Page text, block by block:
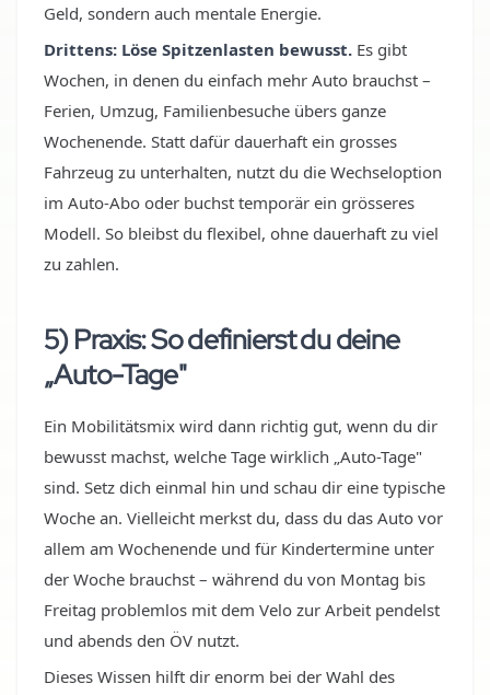
Geld, sondern auch mentale Energie.
Drittens: Löse Spitzenlasten bewusst. Es gibt
Wochen, in denen du einfach mehr Auto brauchst –
Ferien, Umzug, Familienbesuche übers ganze
Wochenende. Statt dafür dauerhaft ein grosses
Fahrzeug zu unterhalten, nutzt du die Wechseloption
im Auto-Abo oder buchst temporär ein grösseres
Modell. So bleibst du flexibel, ohne dauerhaft zu viel
zu zahlen.
5) Praxis: So definierst du deine
„Auto-Tage"
Ein Mobilitätsmix wird dann richtig gut, wenn du dir
bewusst machst, welche Tage wirklich „Auto-Tage"
sind. Setz dich einmal hin und schau dir eine typische
Woche an. Vielleicht merkst du, dass du das Auto vor
allem am Wochenende und für Kindertermine unter
der Woche brauchst – während du von Montag bis
Freitag problemlos mit dem Velo zur Arbeit pendelst
und abends den ÖV nutzt.
Dieses Wissen hilft dir enorm bei der Wahl des